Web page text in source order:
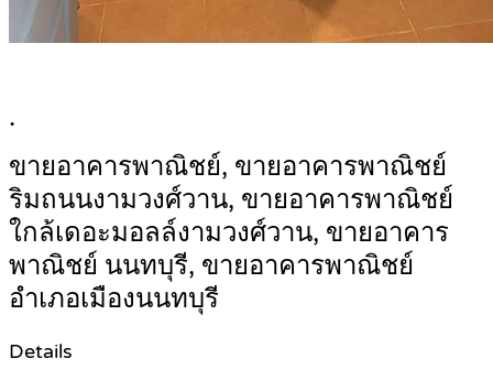
.
ขายอาคารพาณิชย์, ขายอาคารพาณิชย์
ริมถนนงามวงศ์วาน, ขายอาคารพาณิชย์
ใกล้เดอะมอลล์งามวงศ์วาน, ขายอาคาร
พาณิชย์ นนทบุรี, ขายอาคารพาณิชย์
อำเภอเมืองนนทบุรี
Details